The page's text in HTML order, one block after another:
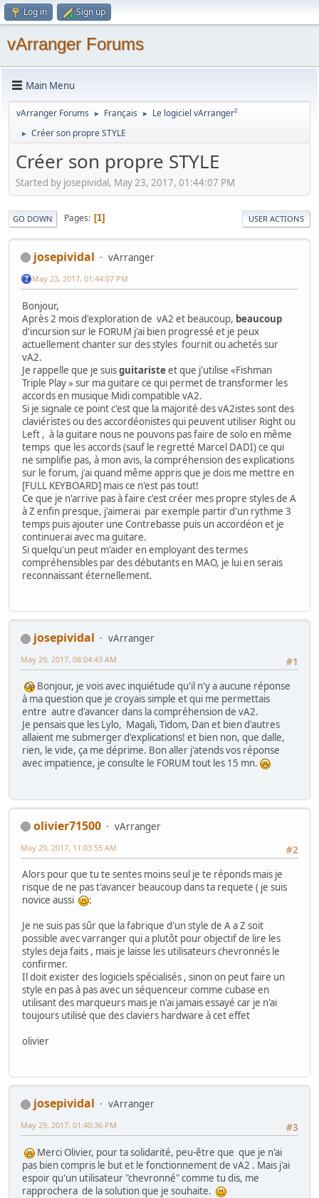
Log in Sign up
vArranger Forums
Main Menu
vArranger Forums ► Français ► Le logiciel vArranger²
► Créer son propre STYLE
Créer son propre STYLE
Started by josepividal, May 23, 2017, 01:44:07 PM
GO DOWN Pages 1 USER ACTIONS
josepividal vArranger
May 23, 2017, 01:44:07 PM
Bonjour,
Après 2 mois d'exploration de vA2 et beaucoup, beaucoup
d'incursion sur le FORUM j'ai bien progressé et je peux
actuellement chanter sur des styles fournit ou achetés sur
vA2.
Je rappelle que je suisguitaristeet que j'utilise «Fishman
Triple Play » sur ma guitare ce qui permet de transformer les
accords en musique Midi compatible vA2.
Si je signale ce point c'est que la majorité des vA2istes sont des
claviéristes ou des accordéonistes qui peuvent utiliser Right ou
Left , à la guitare nous ne pouvons pas faire de solo en même
temps que les accords (sauf le regretté Marcel DADI) ce qui
ne simplifie pas, à mon avis, la compréhension des explications
sur le forum, j'ai quand même appris que je dois me mettre en
[FULL KEYBOARD] mais ce n'est pas tout!
Ce que je n'arrive pas à faire c'est créer mes propre styles de A
à Z enfin presque, j'aimerai par exemple partir d'un rythme 3
temps puis ajouter une Contrebasse puis un accordéon et je
continuerai avec ma guitare.
Si quelqu'un peut m'aider en employant des termes
compréhensibles par des débutants en MAO, je lui en serais
reconnaissant éternellement.
josepividal
vArranger
#1
May 29, 2017, 08:04:43 AM
Bonjour, je vois avec inquiétude qu'il n'y a aucune réponse
à ma question que je croyais simple et qui me permettais
entre autre d'avancer dans la compréhension de vA2.
Je pensais que les Lylo, Magali, Tidom, Dan et bien d'autres
allaient me submerger d'explications! et bien non, que dalle,
rien, le vide, ça me déprime. Bon aller j'atends vos réponse
avec impatience, je consulte le FORUM tout les 15 mn.
olivier71500
vArranger
#2
May 29, 2017, 11:03:55 AM
Alors pour que tu te sentes moins seul je te réponds mais je
risque de ne pas t'avancer beaucoup dans ta requete ( je suis
novice aussi
:
Je ne suis pas sûr que la fabrique d'un style de A a Z soit
possible avec varranger qui a plutôt pour objectif de lire les
styles deja faits , mais je laisse les utilisateurs chevronnés le
confirmer.
Il doit exister des logiciels spécialisés , sinon on peut faire un
style en pas à pas avec un séquenceur comme cubase en
utilisant des marqueurs mais je n'ai jamais essayé car je n'ai
toujours utilisé que des claviers hardware à cet effet
olivier
josepividal
vArranger
#3
May 29, 2017, 01:40:36 PM
Merci Olivier, pour ta solidarité, peu-être que que je n'ai
pas bien compris le but et le fonctionnement de vA2 . Mais j'ai
espoir qu'un utilisateur "chevronné" comme tu dis, me
rapprochera de la solution que je souhaite.